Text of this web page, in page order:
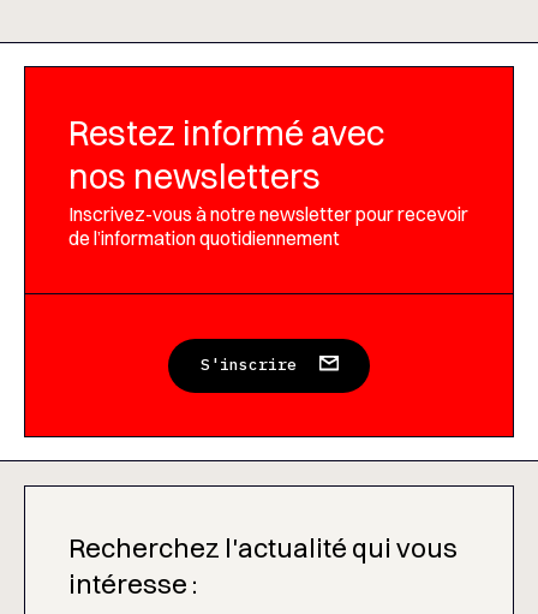
Restez informé avec
nos newsletters
Inscrivez-vous à notre newsletter pour recevoir
de l’information quotidiennement
S'inscrire
Recherchez l'actualité qui vous
intéresse :